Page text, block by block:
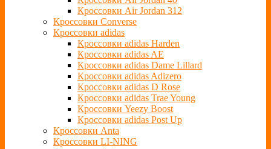
Кроссовки Air Jordan 312
Кроссовки Converse
Кроссовки adidas
Кроссовки adidas Harden
Кроссовки adidas AE
Кроссовки adidas Dame Lillard
Кроссовки adidas Adizero
Кроссовки adidas D Rose
Кроссовки adidas Trae Young
Кроссовки Yeezy Boost
Кроссовки adidas Post Up
Кроссовки Anta
Кроссовки LI-NING